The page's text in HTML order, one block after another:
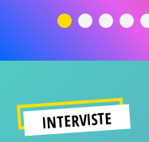
significato
INTERVISTE